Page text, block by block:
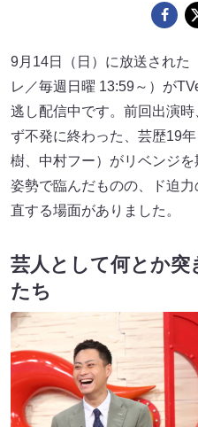
9月14日（日）に放送された
レ／毎週日曜 13:59～）が
逃し配信中です。前回出演
ず不発に終わった、芸歴19
樹、中村フー）がリベンジ
姿勢で臨んだものの、ド迫力
直する場面がありました。
芸人として何とか突
たち